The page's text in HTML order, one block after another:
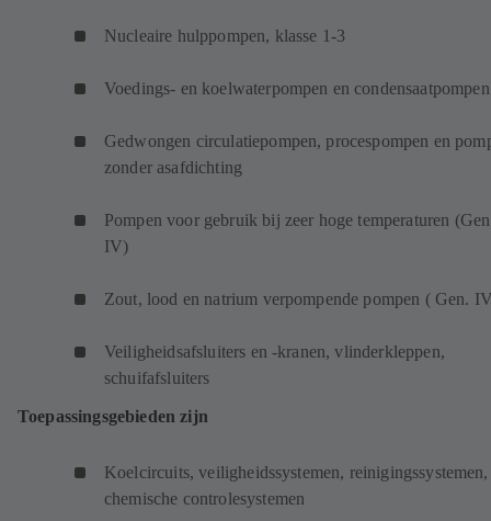
Nucleaire hulppompen, klasse 1-3
Voedings- en koelwaterpompen en condensaatpompen
Gedwongen circulatiepompen, procespompen en
zonder asafdichting
Pompen voor gebruik bij zeer hoge temperaturen
IV)
Zout, lood en natrium verpompende pompen ( Gen.
Veiligheidsafsluiters en -kranen, vlinderkleppen,
schuifafsluiters
Toepassingsgebieden zijn
Koelcircuits, veiligheidssystemen, reinigingssystemen,
chemische controlesystemen